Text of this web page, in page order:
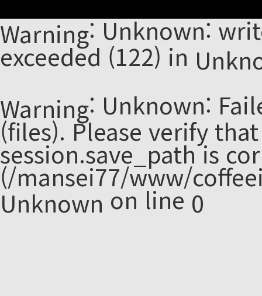
Warning: Unknown:
exceeded (122) in
Warning: Unknown:
(files). Please verify
session.save_path is
(/mansei77/www/
Unknown on line0